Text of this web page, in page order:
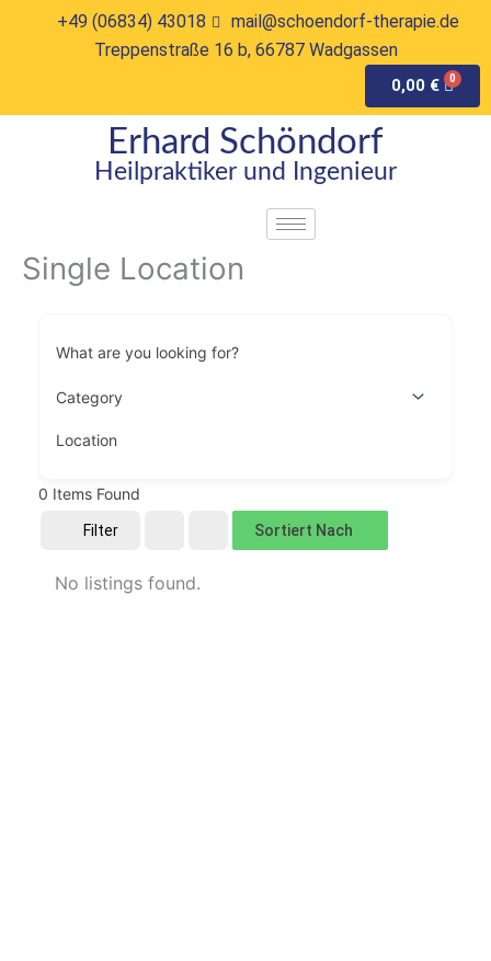
+49 (06834) 43018
mail@schoendorf-therapie.de
Treppenstraße 16 b, 66787 Wadgassen
0,00 €
Erhard Schöndorf
Heilpraktiker und Ingenieur
Single Location
What are you looking for?
Location
0 Items Found
Filter Sortiert Nach
No listings found.